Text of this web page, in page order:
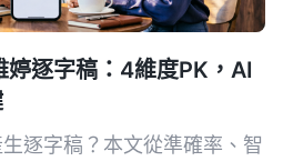
逐字稿：4維度PK，AI
逐字稿？本文從準確率、智